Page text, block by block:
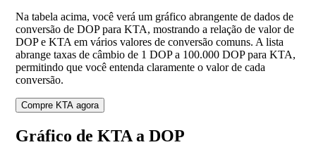
Na tabela acima, você verá um gráfico abrangente de dados de
conversão de DOP para KTA, mostrando a relação de valor de
DOP e KTA em vários valores de conversão comuns. A lista
abrange taxas de câmbio de 1 DOP a 100.000 DOP para KTA,
permitindo que você entenda claramente o valor de cada
conversão.
Compre KTA agora
Gráfico de KTA a DOP